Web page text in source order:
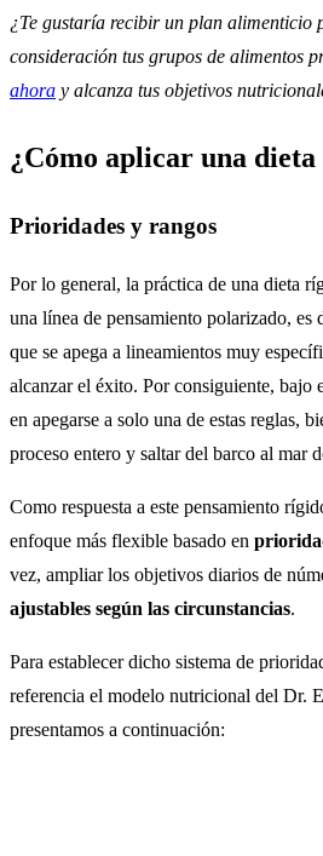
¿Te gustaría recibir un plan alimenticio
consideración tus grupos de alimentos
ahora y alcanza tus objetivos
¿Cómo aplicar una
Prioridades y rangos
Por lo general, la práctica de una dieta
una línea de pensamiento polarizado, es
que se apega a lineamientos muy
alcanzar el éxito. Por consiguiente, bajo
en apegarse a solo una de estas reglas,
proceso entero y saltar del barco al mar
Como respuesta a este pensamiento
enfoque más flexible basado en
vez, ampliar los objetivos diarios de
ajustables según las circunstancias.
Para establecer dicho sistema de
referencia el modelo nutricional del Dr.
presentamos a continuación: